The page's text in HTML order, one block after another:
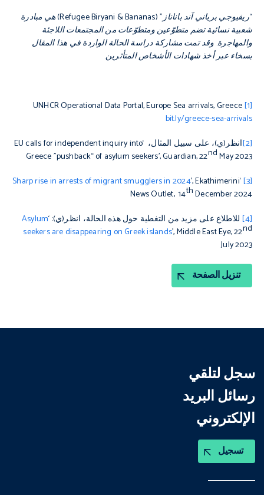
“ريفيوجي برياني آند باناناز” (Refugee Biryani & Bananas) هي مبادرة
شعبية نسائية تضم متطوّعين ومتطوّعات من المجتمعات اللاجئة
والمهاجرة. وقد تمت مشاركة دراسة الحالة الواردة في هذا المقال
بسخاء عبر أخذ شهادات الأشخاص المتأثرين.
[1]
bit.ly/greece-sea-arrivals
[2]
انظر(ي)، على سبيل المثال، ‘EU calls for independent inquiry into
Greece ”pushback“ of asylum seekers’,Guardian, 22ndMay 2023
[3]
‘
Sharp rise in arrests of migrant smugglers in 2024’,Ekathimerini
News Outlet,14thDecember 2024
[4]
للاطلاع على مزيد من التغطية حول هذه الحالة، انظر(ي): ‘Asylum
seekers are disappearing on Greek islands’,Middle East Eye, 22nd
July 2023
تنزيل الصفحة
سجل لتلقي
رسائل البريد
الإلكتروني
تسجيل